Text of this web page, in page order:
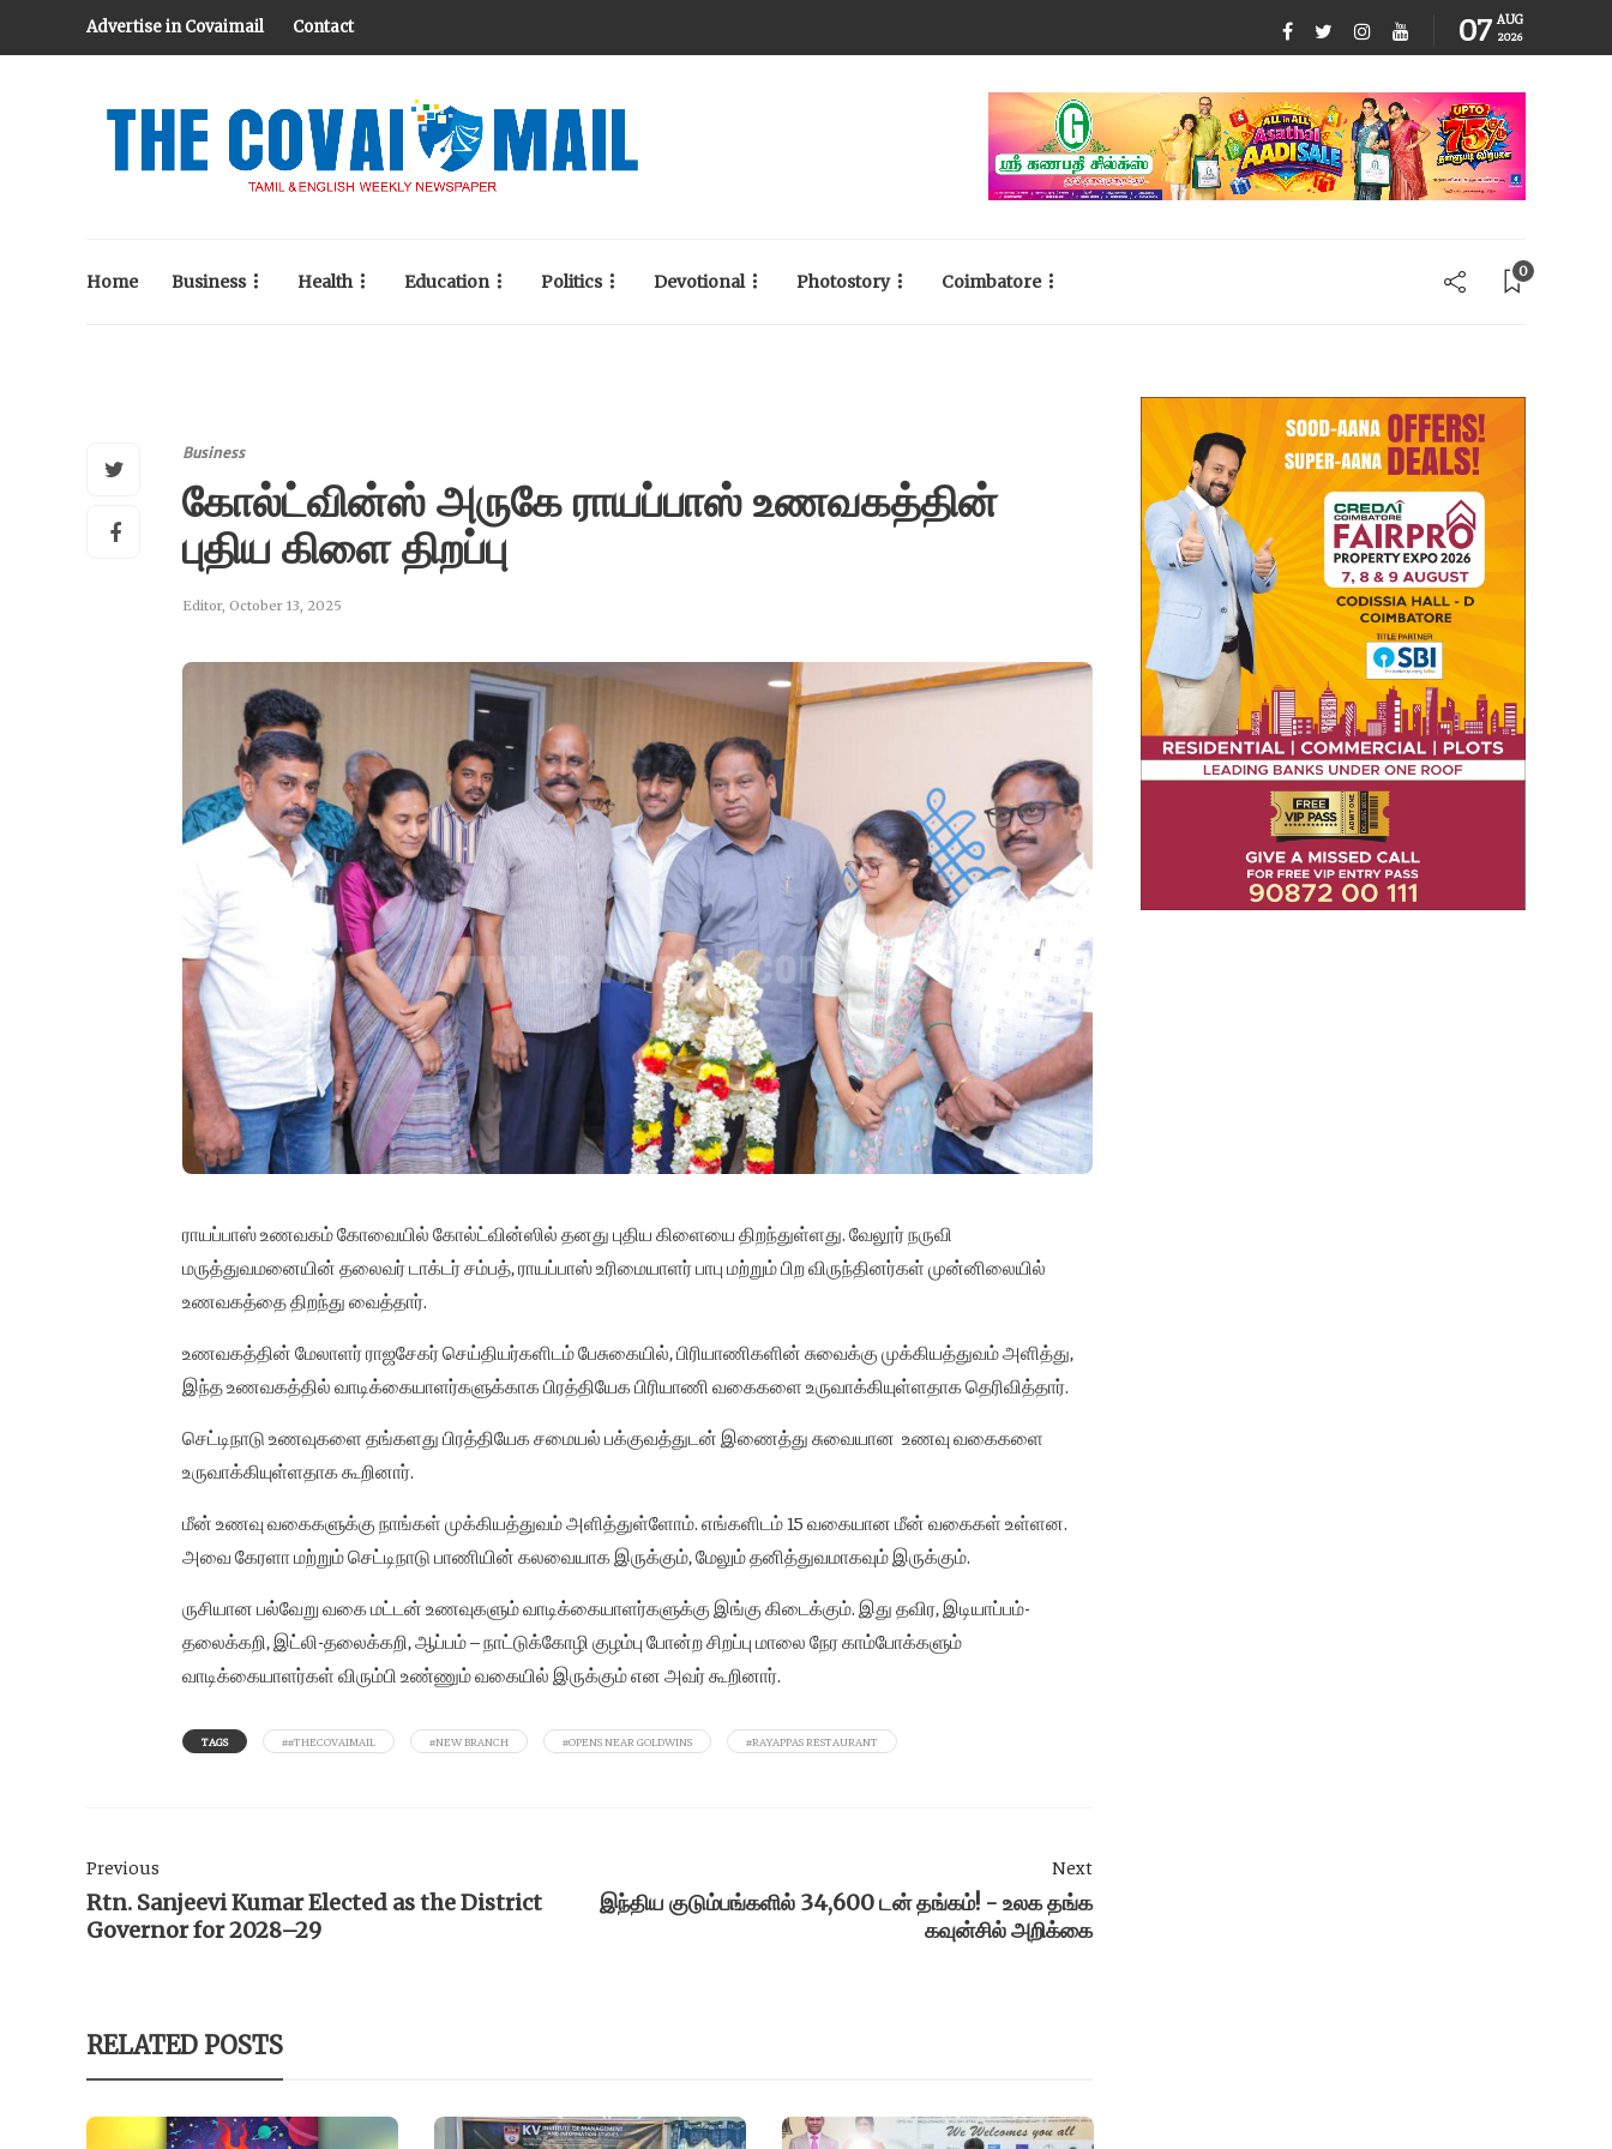
Advertise in Covaimail Contact 07 AUG
2026
Home Business Health Education Politics Devotional Photostory Coimbatore 0
Business
கோல்ட்வின்ஸ் அருகே ராயப்பாஸ் உணவகத்தின்
புதிய கிளை திறப்பு
Editor, October 13, 2025
ராயப்பாஸ் உணவகம் கோவையில் கோல்ட்வின்ஸில் தனது புதிய கிளையை திறந்துள்ளது. வேலூர் நருவி
மருத்துவமனையின் தலைவர் டாக்டர் சம்பத், ராயப்பாஸ் உரிமையாளர் பாபு மற்றும் பிற விருந்தினர்கள் முன்னிலையில்
உணவகத்தை திறந்து வைத்தார்.
உணவகத்தின் மேலாளர் ராஜசேகர் செய்தியர்களிடம் பேசுகையில், பிரியாணிகளின் சுவைக்கு முக்கியத்துவம் அளித்து,
இந்த உணவகத்தில் வாடிக்கையாளர்களுக்காக பிரத்தியேக பிரியாணி வகைகளை உருவாக்கியுள்ளதாக தெரிவித்தார்.
செட்டிநாடு உணவுகளை தங்களது பிரத்தியேக சமையல் பக்குவத்துடன் இணைத்து சுவையான உணவு வகைகளை
உருவாக்கியுள்ளதாக கூறினார்.
மீன் உணவு வகைகளுக்கு நாங்கள் முக்கியத்துவம் அளித்துள்ளோம். எங்களிடம் 15 வகையான மீன் வகைகள் உள்ளன.
அவை கேரளா மற்றும் செட்டிநாடு பாணியின் கலவையாக இருக்கும், மேலும் தனித்துவமாகவும் இருக்கும்.
ருசியான பல்வேறு வகை மட்டன் உணவுகளும் வாடிக்கையாளர்களுக்கு இங்கு கிடைக்கும். இது தவிர, இடியாப்பம்-
தலைக்கறி, இட்லி-தலைக்கறி, ஆப்பம் – நாட்டுக்கோழி குழம்பு போன்ற சிறப்பு மாலை நேர காம்போக்களும்
வாடிக்கையாளர்கள் விரும்பி உண்ணும் வகையில் இருக்கும் என அவர் கூறினார்.
TAGS ##THECOVAIMAIL #NEW BRANCH #OPENS NEAR GOLDWINS #RAYAPPAS RESTAURANT
Previous
Rtn. Sanjeevi Kumar Elected as the District
Governor for 2028–29
Next
இந்திய குடும்பங்களில் 34,600 டன் தங்கம்! - உலக தங்க
கவுன்சில் அறிக்கை
RELATED POSTS